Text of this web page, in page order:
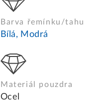
Barva řemínku/tahu
Bílá, Modrá
Materiál pouzdra
Ocel